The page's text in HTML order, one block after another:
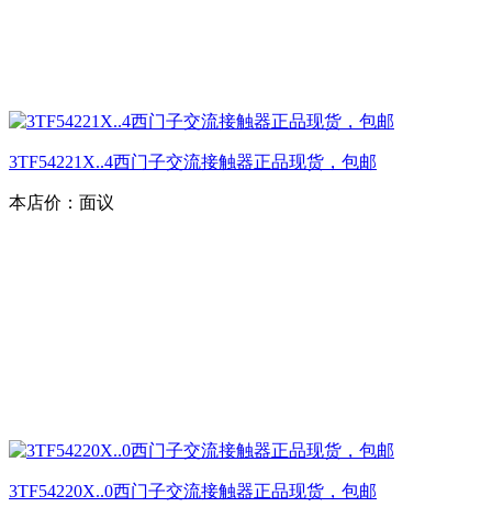
3TF54221X..4西门子交流接触器正品现货，包邮
本店价： 面议
3TF54220X..0西门子交流接触器正品现货，包邮